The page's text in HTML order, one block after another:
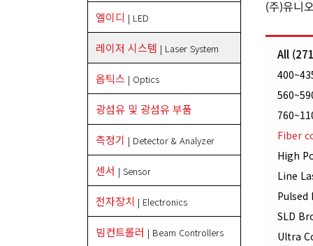
엘이디 | LED
레이저 시스템 | Laser System
옵틱스 | Optics
광섬유 및 광섬유 부품
측정기 | Detector & Analyzer
센서 | Sensor
전자장치 | Electronics
빔컨트롤러 | Beam Controllers
(주)유니
All
Fiber
High
Line
Pulsed
SLD
Ultra